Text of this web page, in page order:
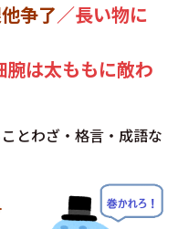
争了／長い物に
は太ももに敵わ
とわざ・格言・成語な